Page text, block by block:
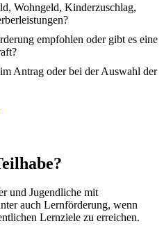
Wohngeld, Kinderzuschlag,
empfohlen oder gibt es eine
Antrag oder bei der Auswahl der
und Jugendliche mit
auch Lernförderung, wenn
Lernziele zu erreichen.